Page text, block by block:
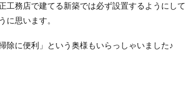
工務店で建てる新築では必ず設置するようにして
に思います。
除に便利」という奥様もいらっしゃいました♪